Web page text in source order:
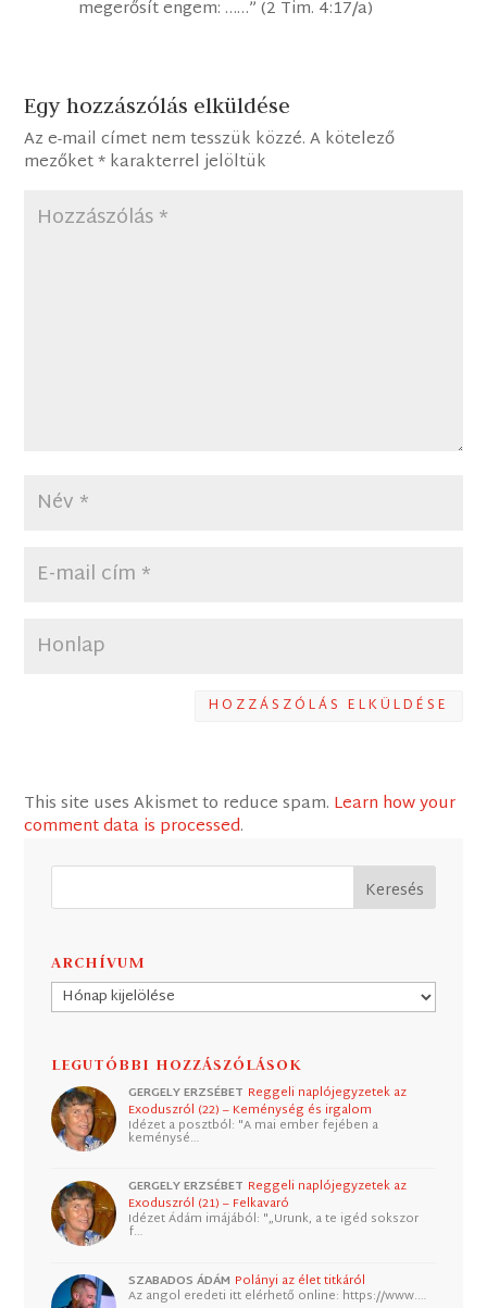
megerősít engem: ……” (2 Tim. 4:17/a)
Egy hozzászólás elküldése
Az e-mail címet nem tesszük közzé. A kötelező
mezőket*karakterrel jelöltük
HOZZÁSZÓLÁS ELKÜLDÉSE
This site uses Akismet to reduce spam. Learn how your
comment data is processed.
ARCHÍVUM
Archívum
LEGUTÓBBI HOZZÁSZÓLÁSOK
GERGELY ERZSÉBET Reggeli naplójegyzetek az
Exoduszról (22) – Keménység és irgalom
Idézet a posztból: "A mai ember fejében a
keménysé…
GERGELY ERZSÉBET Reggeli naplójegyzetek az
Exoduszról (21) – Felkavaró
Idézet Ádám imájából: "„Urunk, a te igéd sokszor
f…
SZABADOS ÁDÁM Polányi az élet titkáról
Az angol eredeti itt elérhető online: https://www.…